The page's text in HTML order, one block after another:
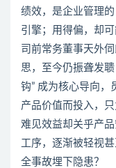
绩效，是企业管理
引擎；用得偏，却
司前常务董事天外
思，至今仍振聋发
钩” 成为核心导向，
产品价值而投入，
难见效益却关乎产
工序，逐渐被轻视
全事故埋下隐患？